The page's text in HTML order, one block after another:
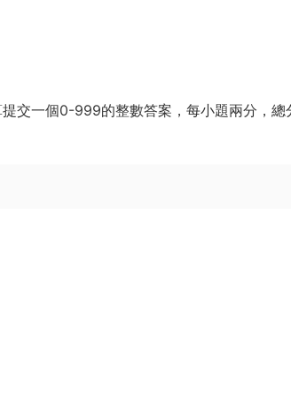
交一個0-999的整數答案，每小題兩分，總